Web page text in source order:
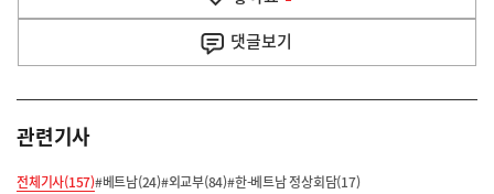
댓글보기
관련기사
전체기사(157)#베트남(24)#외교부(84)#한-베트남 정상회담(17)